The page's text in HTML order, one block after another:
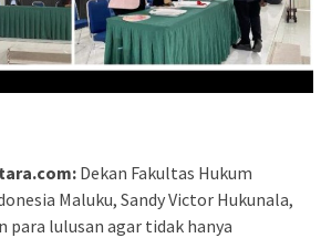
Dekan Fakultas Hukum
Maluku, Sandy Victor Hukunala,
para lulusan agar tidak hanya